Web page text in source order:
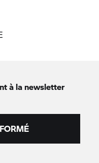
à la newsletter